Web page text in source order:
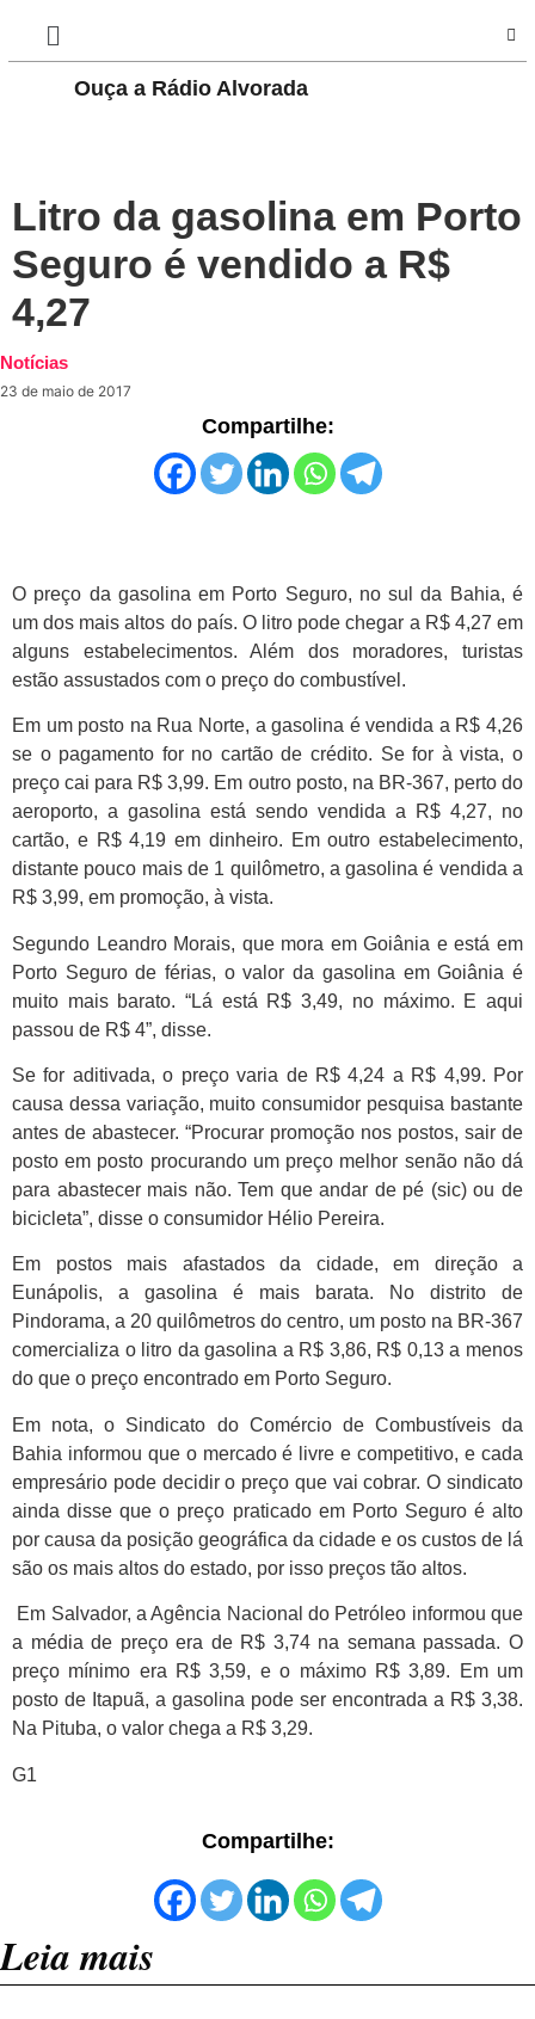
Ouça a Rádio Alvorada
Litro da gasolina em Porto
Seguro é vendido a R$
4,27
Notícias
23 de maio de 2017
Compartilhe:
O preço da gasolina em Porto Seguro, no sul da Bahia, é
um dos mais altos do país. O litro pode chegar a R$ 4,27 em
alguns estabelecimentos. Além dos moradores, turistas
estão assustados com o preço do combustível.
Em um posto na Rua Norte, a gasolina é vendida a R$ 4,26
se o pagamento for no cartão de crédito. Se for à vista, o
preço cai para R$ 3,99. Em outro posto, na BR-367, perto do
aeroporto, a gasolina está sendo vendida a R$ 4,27, no
cartão, e R$ 4,19 em dinheiro. Em outro estabelecimento,
distante pouco mais de 1 quilômetro, a gasolina é vendida a
R$ 3,99, em promoção, à vista.
Segundo Leandro Morais, que mora em Goiânia e está em
Porto Seguro de férias, o valor da gasolina em Goiânia é
muito mais barato. “Lá está R$ 3,49, no máximo. E aqui
passou de R$ 4”, disse.
Se for aditivada, o preço varia de R$ 4,24 a R$ 4,99. Por
causa dessa variação, muito consumidor pesquisa bastante
antes de abastecer. “Procurar promoção nos postos, sair de
posto em posto procurando um preço melhor senão não dá
para abastecer mais não. Tem que andar de pé (sic) ou de
bicicleta”, disse o consumidor Hélio Pereira.
Em postos mais afastados da cidade, em direção a
Eunápolis, a gasolina é mais barata. No distrito de
Pindorama, a 20 quilômetros do centro, um posto na BR-367
comercializa o litro da gasolina a R$ 3,86, R$ 0,13 a menos
do que o preço encontrado em Porto Seguro.
Em nota, o Sindicato do Comércio de Combustíveis da
Bahia informou que o mercado é livre e competitivo, e cada
empresário pode decidir o preço que vai cobrar. O sindicato
ainda disse que o preço praticado em Porto Seguro é alto
por causa da posição geográfica da cidade e os custos de lá
são os mais altos do estado, por isso preços tão altos.
Em Salvador, a Agência Nacional do Petróleo informou que
a média de preço era de R$ 3,74 na semana passada. O
preço mínimo era R$ 3,59, e o máximo R$ 3,89. Em um
posto de Itapuã, a gasolina pode ser encontrada a R$ 3,38.
Na Pituba, o valor chega a R$ 3,29.
G1
Compartilhe:
Leia mais